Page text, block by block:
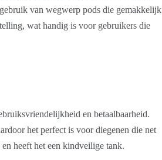
van wegwerp pods die gemakkelijk
wat handig is voor gebruikers die
en betaalbaarheid.
het perfect is voor diegenen die net
heeft het een kindveilige tank.